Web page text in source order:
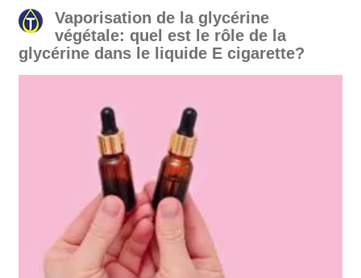
Vaporisation de la glycérine
végétale: quel est le rôle de la
glycérine dans le liquide E cigarette?